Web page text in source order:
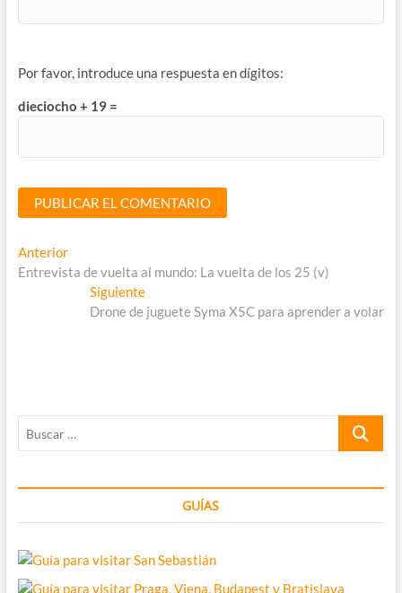
Por favor, introduce una respuesta en dígitos:
dieciocho + 19 =
Navegación
de
entradas
AnteriorEntrada
anterior:
Entrevista de vuelta al mundo: La vuelta de los 25 (v)
SiguienteEntrada
siguiente:
Drone de juguete Syma X5C para aprender a volar
Buscar
GUÍAS